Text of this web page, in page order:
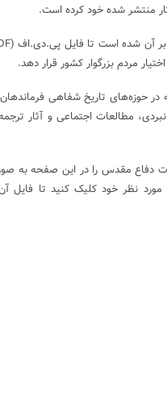
منتشر شده خود کرده است.
حوزه‌های تاریخ شفاهی
مطالعات اجتماعی و آثار
دفاع مقدس را در این صفحه به
نظر خود کلیک کنید تا فایل